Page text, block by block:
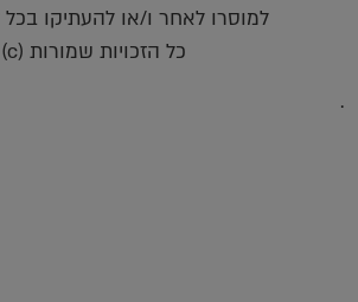
למוסרו לאחר ו/או להעתיקו
כל הזכויות שמורות (c)
.